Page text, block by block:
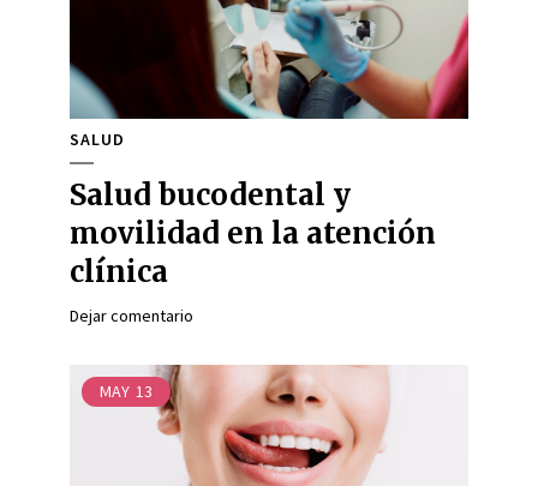
SALUD
Salud bucodental y
movilidad en la atención
clínica
Dejar comentario
MAY 13